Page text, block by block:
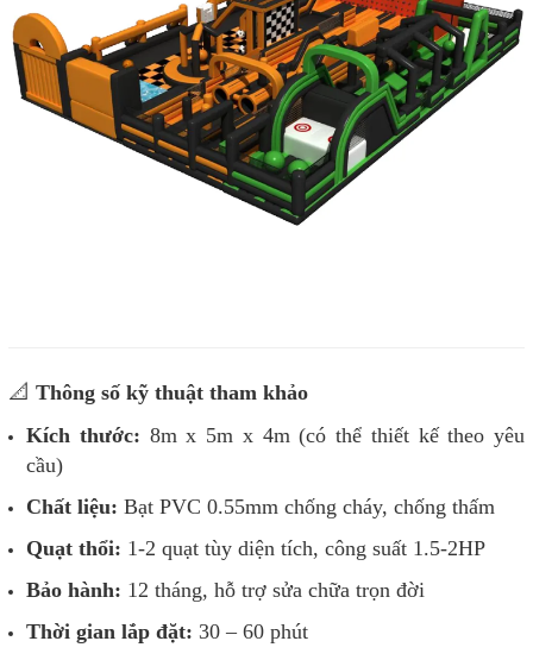
📐 Thông số kỹ thuật tham khảo
Kích thước: 8m x 5m x 4m (có thể thiết kế theo yêu
cầu)
Chất liệu: Bạt PVC 0.55mm chống cháy, chống thấm
Quạt thổi: 1-2 quạt tùy diện tích, công suất 1.5-2HP
Bảo hành: 12 tháng, hỗ trợ sửa chữa trọn đời
Thời gian lắp đặt: 30 – 60 phút